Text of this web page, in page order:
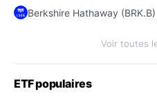
Berkshire Hathaway (BRK.B)
Voir toutes
ETF populaires